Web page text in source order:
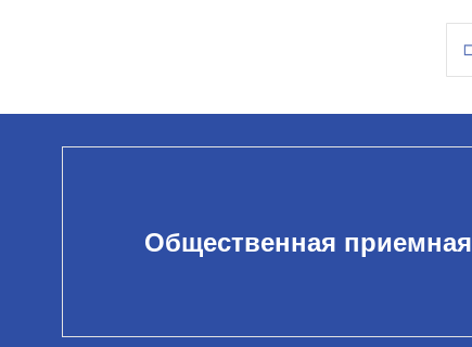
Общественная приемная